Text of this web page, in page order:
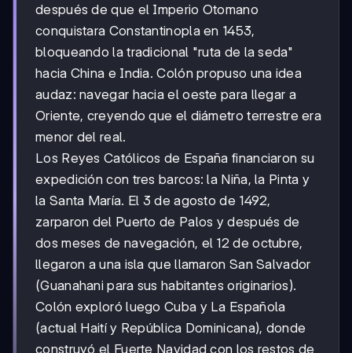
después de que el Imperio Otomano
conquistara Constantinopla en 1453,
bloqueando la tradicional "ruta de la seda"
hacia China e India. Colón propuso una idea
audaz: navegar hacia el oeste para llegar a
Oriente, creyendo que el diámetro terrestre era
menor del real.
Los Reyes Católicos de España financiaron su
expedición con tres barcos: la Niña, la Pinta y
la Santa María. El 3 de agosto de 1492,
zarparon del Puerto de Palos y después de
dos meses de navegación, el 12 de octubre,
llegaron a una isla que llamaron San Salvador
(Guanahani para sus habitantes originarios).
Colón exploró luego Cuba y La Española
(actual Haití y República Dominicana), donde
construyó el Fuerte Navidad con los restos de